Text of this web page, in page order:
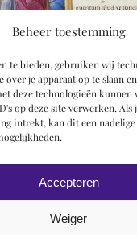
Beheer toestemming
te bieden, gebruiken wij
je apparaat op te slaan
deze technologieën kunnen
op deze site verwerken. Als
intrekt, kan dit een
Accepteren
Weiger